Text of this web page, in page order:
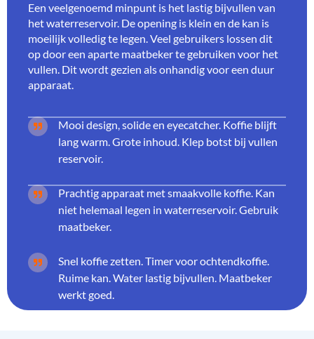
Een veelgenoemd minpunt is het lastig bijvullen van
het waterreservoir. De opening is klein en de kan is
moeilijk volledig te legen. Veel gebruikers lossen dit
op door een aparte maatbeker te gebruiken voor het
vullen. Dit wordt gezien als onhandig voor een duur
apparaat.
Mooi design, solide en eyecatcher. Koffie blijft
lang warm. Grote inhoud. Klep botst bij vullen
reservoir.
Prachtig apparaat met smaakvolle koffie. Kan
niet helemaal legen in waterreservoir. Gebruik
maatbeker.
Snel koffie zetten. Timer voor ochtendkoffie.
Ruime kan. Water lastig bijvullen. Maatbeker
werkt goed.